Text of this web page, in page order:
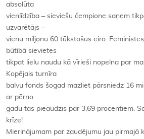
absolūta
vienlīdzība – sieviešu čempione saņem
uzvarētājs –
vienu miljonu 60 tūkstošus eiro.
būtībā sievietes
tikpat lielu naudu kā vīrieši nopelna par
Kopējais turnīra
balvu fonds šogad mazliet pārsniedz 16
ar pērno
gadu tas pieaudzis par 3,69 procentiem.
krīze!
Mierinājumam par zaudējumu jau pirmajā